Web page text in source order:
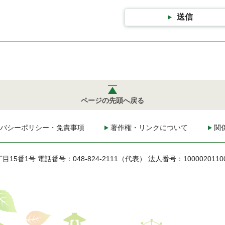
送信
ページの先頭へ戻る
シーポリシー・免責事項 著作権・リンクについて 関
目15番1号 電話番号：048-824-2111（代表） 法人番号：